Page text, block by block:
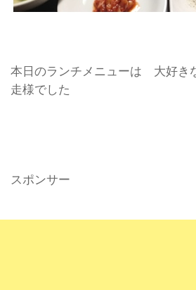
本日のランチメニューは 大好
走様でした
スポンサー